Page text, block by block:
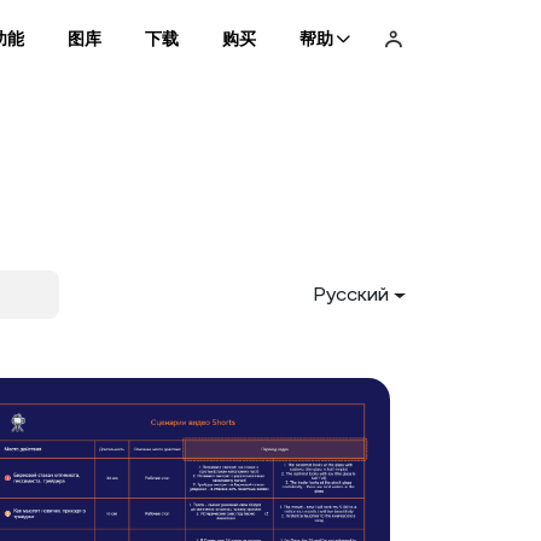
能 图库 下载 购买 帮助
Pусский